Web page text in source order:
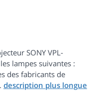
SONY VPL-
lampes suivantes :
des fabricants de